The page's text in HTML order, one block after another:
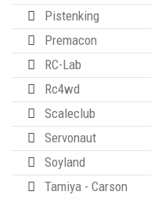
Pistenking
Premacon
RC-Lab
Rc4wd
Scaleclub
Servonaut
Soyland
Tamiya - Carson